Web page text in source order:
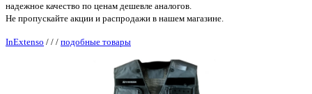
надежное качество по ценам дешевле аналогов.
Не пропускайте акции и распродажи в нашем магазине.
InExtenso / / / подобные товары